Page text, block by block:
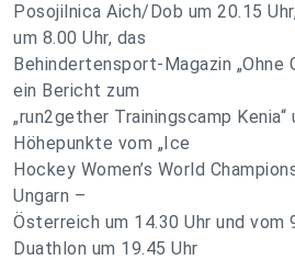
Posojilnica Aich/Dob um 20.15
um 8.00 Uhr, das
Behindertensport-Magazin „Ohne
ein Bericht zum
„run2gether Trainingscamp Kenia“
Höhepunkte vom „Ice
Hockey Women’s World
Ungarn –
Österreich um 14.30 Uhr und vom
Duathlon um 19.45 Uhr